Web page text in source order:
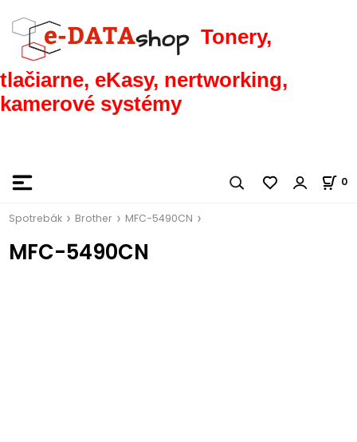
Tonery,
tlačiarne, eKasy, nertworking,
kamerové systémy
0
Spotrebák Brother MFC-5490CN
MFC-5490CN